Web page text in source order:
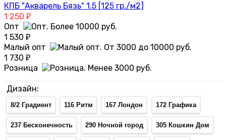
КПБ "Акварель Бязь" 1.5 [125 гр./м2]
1 250 ₽
Опт
1 530 ₽
Малый опт
1 730 ₽
Розница
Дизайн:
8/2 Градиент 116 Ритм 167 Лондон 172 Графика
237 Бесконечность 290 Ночной город 305 Кошкин Дом